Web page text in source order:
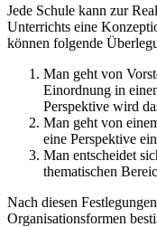
Jede Schule kann zur
Unterrichts eine
können folgende
Man geht von
Einordnung in
Perspektive wird
Man geht von
eine Perspektive
Man entscheidet
thematischen
Nach diesen
Organisationsformen